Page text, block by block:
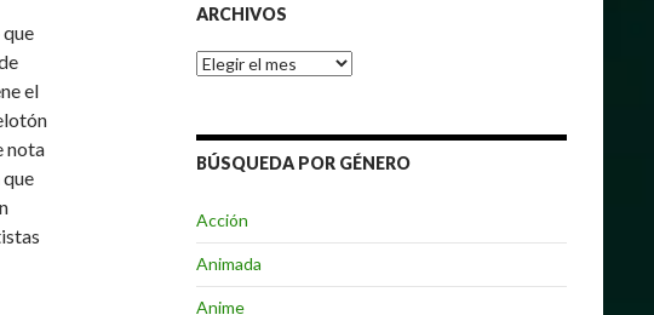
el
nota
ARCHIVOS
Archivos
BÚSQUEDA POR GÉNERO
Acción
Animada
Anime